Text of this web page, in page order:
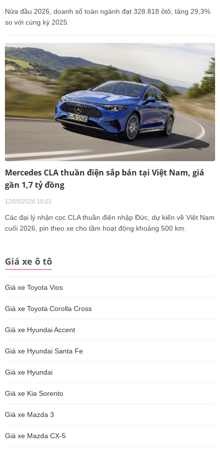
Nửa đầu 2026, doanh số toàn ngành đạt 328.818 ôtô, tăng 29,3%
so với cùng kỳ 2025.
Mercedes CLA thuần điện sắp bán tại Việt Nam, giá
gần 1,7 tỷ đồng
12/05/2026 16:01
Các đại lý nhận cọc CLA thuần điện nhập Đức, dự kiến về Việt Nam
cuối 2026, pin theo xe cho tầm hoạt động khoảng 500 km.
Giá xe ô tô
Giá xe Toyota Vios
Giá xe Toyota Corolla Cross
Giá xe Hyundai Accent
Giá xe Hyundai Santa Fe
Giá xe Hyundai
Giá xe Kia Sorento
Giá xe Mazda 3
Giá xe Mazda CX-5